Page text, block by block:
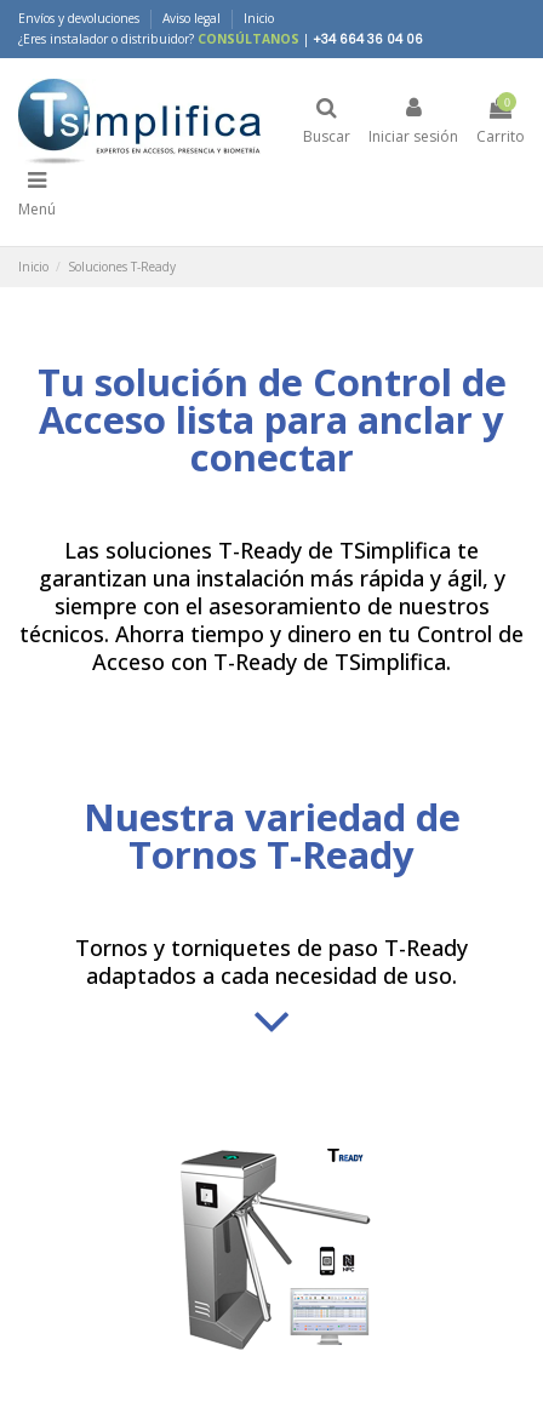
Envíos y devoluciones Aviso legal
Inicio
¿Eres instalador o distribuidor? CONSÚLTANOS | +34 664 36 04 06
Buscar Iniciar sesión
0
Carrito
Menú
Inicio Soluciones T-Ready
Tu solución de Control de
Acceso lista para anclar y
conectar
Las soluciones T-Ready de TSimplifica te
garantizan una instalación más rápida y ágil, y
siempre con el asesoramiento de nuestros
técnicos. Ahorra tiempo y dinero en tu Control de
Acceso con T-Ready de TSimplifica.
Nuestra variedad de
Tornos T-Ready
Tornos y torniquetes de paso T-Ready
adaptados a cada necesidad de uso.